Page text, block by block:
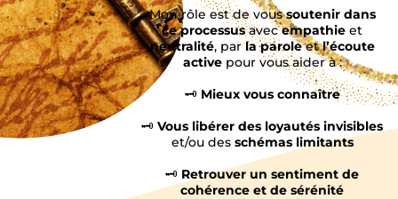
Mon rôle est de voussoutenir dans
ce processusavecempathie et
neutralité, parla paroleetl’écoute
activepour vous aider à :
🗝️ Mieux vous connaître
🗝️ Vous libérer des loyautés invisibles
et/ou desschémas limitants
🗝️ Retrouver un sentiment de
cohérence et de sérénité